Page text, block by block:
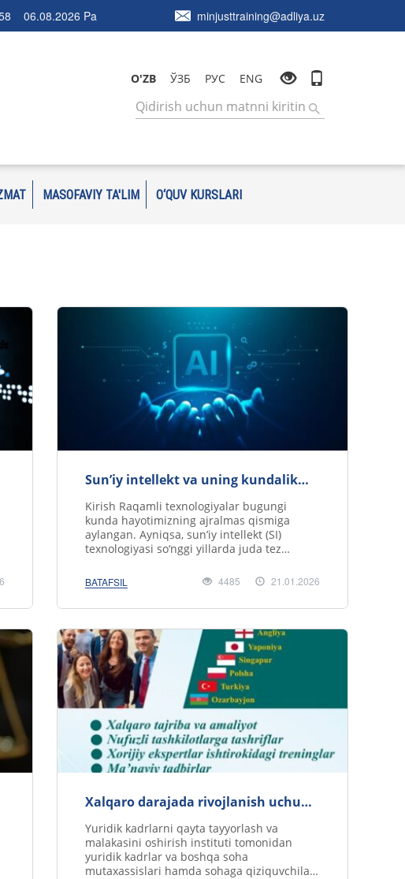
06.08.2026 Pa minjusttraining@adliya.uz
O'ZB ЎЗБ РУС ENG
MASOFAVIY TA'LIM O‘QUV KURSLARI
Sun’iy intellekt va uning kundalik
Kirish Raqamli texnologiyalar bugungi
kunda hayotimizning ajralmas qismiga
aylangan. Ayniqsa, sun’iy intellekt (SI)
texnologiyasi so‘nggi yillarda juda tez
BATAFSIL 4485 21.01.2026
Xalqaro darajada rivojlanish uchun
Yuridik kadrlarni qayta tayyorlash va
malakasini oshirish instituti tomonidan
yuridik kadrlar va boshqa soha
mutaxassislari hamda sohaga qiziquvchilar